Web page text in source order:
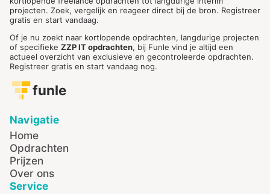
projecten. Zoek, vergelijk en reageer direct bij de bron. Registreer
gratis en start vandaag.
Of je nu zoekt naar kortlopende opdrachten, langdurige projecten
of specifieke ZZP IT opdrachten, bij Funle vind je altijd een
actueel overzicht van exclusieve en gecontroleerde opdrachten.
Registreer gratis en start vandaag nog.
funle
Navigatie
Home
Opdrachten
Prijzen
Over ons
Service